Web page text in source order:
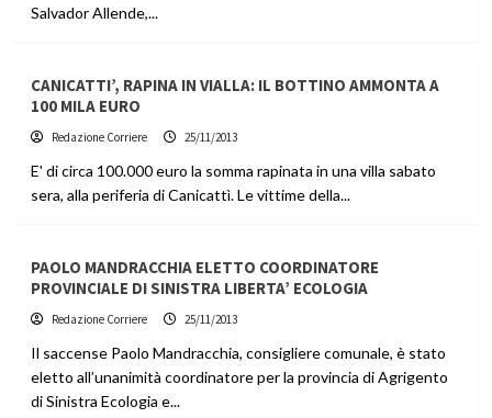
Salvador Allende,...
CANICATTI’, RAPINA IN VIALLA: IL BOTTINO AMMONTA A
100 MILA EURO
Redazione Corriere 25/11/2013
E' di circa 100.000 euro la somma rapinata in una villa sabato
sera, alla periferia di Canicattì. Le vittime della...
PAOLO MANDRACCHIA ELETTO COORDINATORE
PROVINCIALE DI SINISTRA LIBERTA’ ECOLOGIA
Redazione Corriere 25/11/2013
Il saccense Paolo Mandracchia, consigliere comunale, è stato
eletto all’unanimità coordinatore per la provincia di Agrigento
di Sinistra Ecologia e...